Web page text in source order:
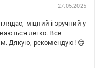
27.05.2025
міцний і зручний у
легко. Все
Дякую, рекомендую! 😊